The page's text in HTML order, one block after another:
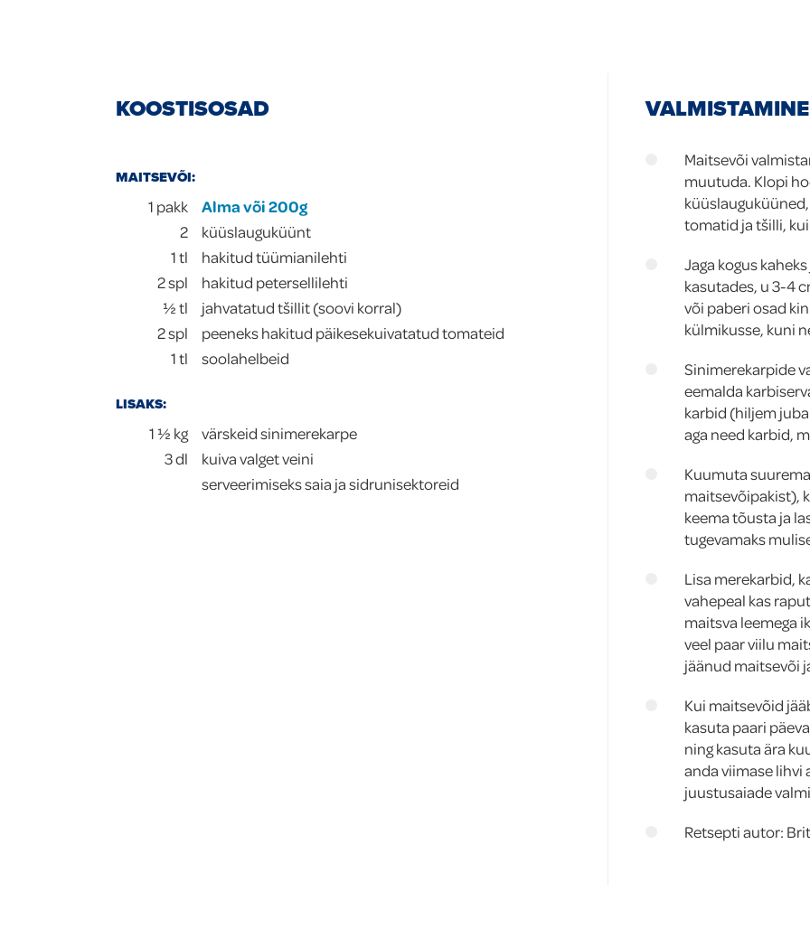
KOOSTISOSAD
MAITSEVÕI:
1 pakk
Alma või 200g
2
küüslauguküünt
1tl
hakitud tüümianilehti
2spl
hakitud petersellilehti
½tl
jahvatatud tšillit (soovi korral)
2spl
peeneks hakitud päikesekuivatatud tomateid
1tl soolahelbeid
LISAKS:
1 ½ kg
värskeid sinimerekarpe
3dl
kuiva valget veini
serveerimiseks saia ja sidrunisektoreid
VALMISTAMINE
Maitsevõi
muutuda. Klopi
tomatid ja tšilli,
Jaga kogus
kasutades, u 3-4
või paberi osad
külmikusse, kuni
Sinimerekarpide
eemalda
karbid (hiljem
aga need karbid,
Kuumuta
maitsevõipakist),
keema tõusta ja
tugevamaks
Lisa merekarbid,
vahepeal kas
maitsva leemega
veel paar viilu
jäänud maitsevõi
Kui maitsevõid
kasuta paari
ning kasuta ära
anda viimase lihvi
juustusaiade
Retsepti autor: